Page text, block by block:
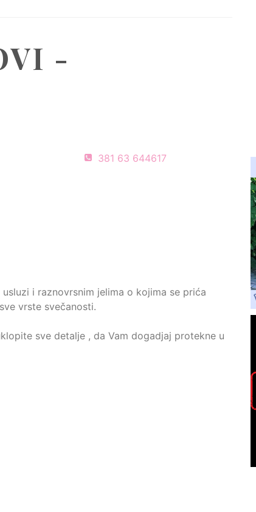
-
381 63 644617
i raznovrsnim jelima o kojima se prića
vrste svečanosti.
sve detalje , da Vam dogadjaj protekne u